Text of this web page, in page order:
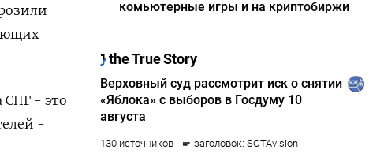
СПГ - это
-
комьютерные игры и на криптобиржи